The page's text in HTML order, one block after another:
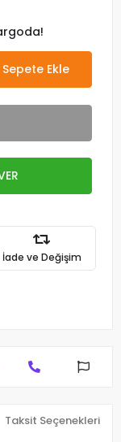
Sepete Ekle
İade ve Değişim
Taksit Seçenekleri